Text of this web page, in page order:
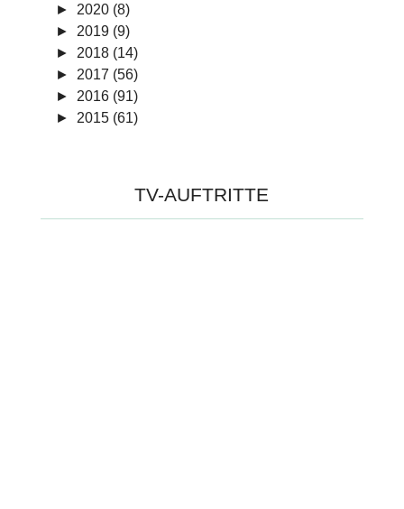
►
2020 (8)
►
2019 (9)
►
2018 (14)
►
2017 (56)
►
2016 (91)
►
2015 (61)
TV-AUFTRITTE